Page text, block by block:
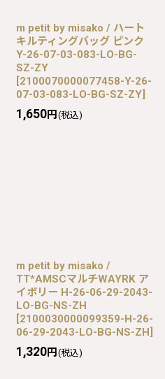
m petit by misako / ハート
キルティングバッグ ピンク
Y-26-07-03-083-LO-BG-
SZ-ZY
[2100070000077458-Y-26-
07-03-083-LO-BG-SZ-ZY]
1,650円 (税込)
m petit by misako /
TT*AMSCマルチWAYRK ア
イボリー H-26-06-29-2043-
LO-BG-NS-ZH
[2100030000099359-H-26-
06-29-2043-LO-BG-NS-ZH]
1,320円 (税込)